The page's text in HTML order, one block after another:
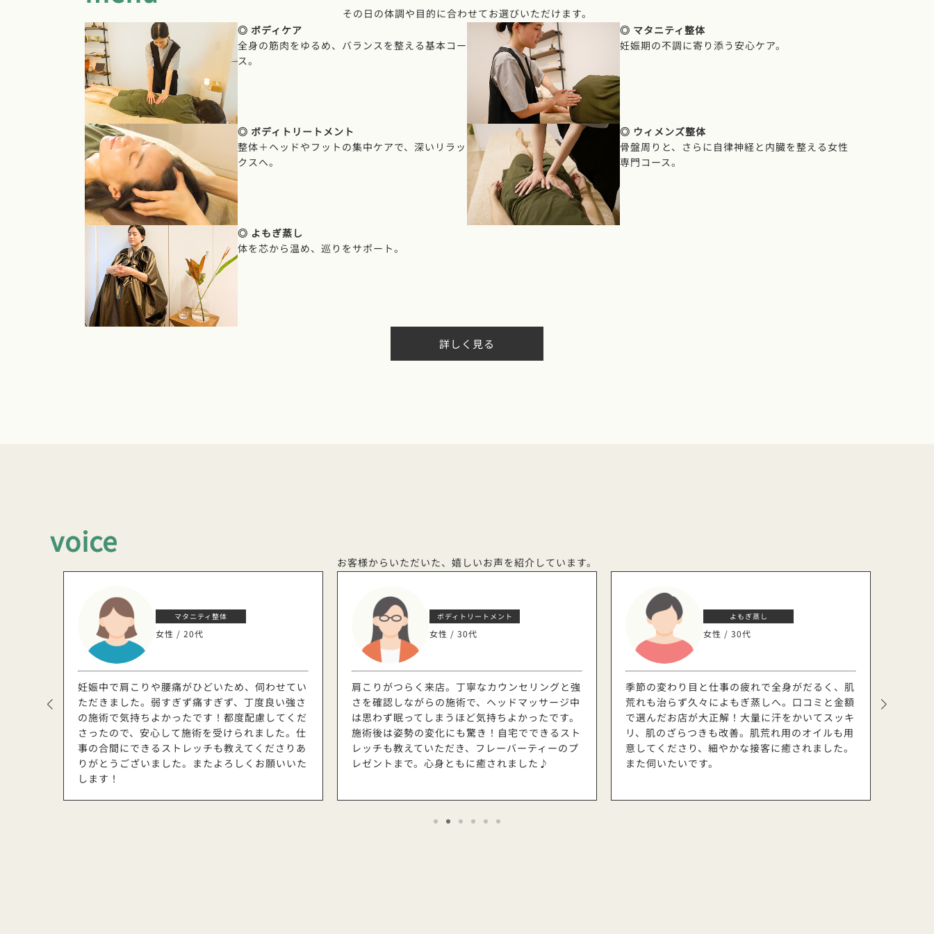
その日の体調や目的に合わせてお選びいただけます。
◎ ボディケア
全身の筋肉をゆるめ、バランスを整える基本コー
ス。
◎ ボディトリートメント
整体＋ヘッドやフットの集中ケアで、深いリラッ
クスへ。
◎ よもぎ蒸し
体を芯から温め、巡りをサポート。
◎ マタニティ整体
妊娠期の不調に寄り添う安心ケア。
◎ ウィメンズ整体
骨盤周りと、さらに自律神経と内臓を整える女性
専門コース。
詳しく見る
voice
お客様からいただいた、 嬉しいお声を紹介しています。
マタニティ整体
女性 / 20代
妊娠中で肩こりや腰痛がひどいため、伺わせてい
ただきました。弱すぎず痛すぎず、丁度良い強さ
の施術で気持ちよかったです！都度配慮してくだ
さったので、安心して施術を受けられました。仕
事の合間にできるストレッチも教えてくださりあ
りがとうございました。またよろしくお願いいた
します！
ボディトリートメント
女性 / 30代
肩こりがつらく来店。丁寧なカウンセリングと強
さを確認しながらの施術で、ヘッドマッサージ中
は思わず眠ってしまうほど気持ちよかったです。
施術後は姿勢の変化にも驚き！自宅でできるスト
レッチも教えていただき、フレーバーティーのプ
レゼントまで。心身ともに癒されました♪
よもぎ蒸し
女性 / 30代
季節の変わり目と仕事の疲れで全身がだるく、肌
荒れも治らず久々によもぎ蒸しへ。口コミと金額
で選んだお店が大正解！大量に汗をかいてスッキ
リ、肌のざらつきも改善。肌荒れ用のオイルも用
意してくださり、細やかな接客に癒されました。
また伺いたいです。